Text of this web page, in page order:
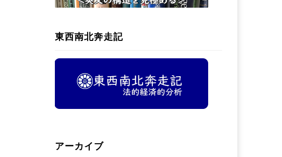
東西南北奔走記
アーカイブ